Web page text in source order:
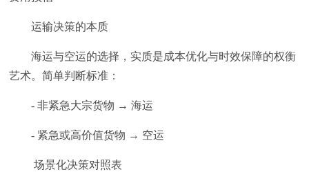
运输决策的本质
海运与空运的选择，实质是成本优化与时效保障的权衡
艺术。简单判断标准：
- 非紧急大宗货物 → 海运
- 紧急或高价值货物 → 空运
场景化决策对照表